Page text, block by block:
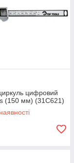
цифровий
(150 мм) (31C621)